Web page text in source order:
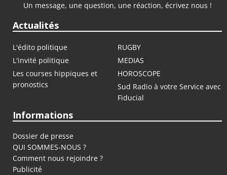
Un message, une question, une réaction, écrivez nous !
Actualités
L'édito politique
RUGBY
L'invité politique
MEDIAS
Les courses hippiques et
pronostics
HOROSCOPE
Sud Radio à votre Service avec
Fiducial
Informations
Dossier de presse
QUI SOMMES-NOUS ?
Comment nous rejoindre ?
Publicité